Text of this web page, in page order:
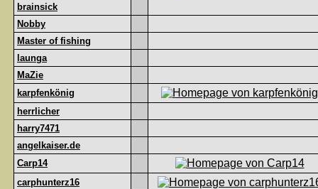
brainsick
Nobby
Master of fishing
launga
MaZie
karpfenkönig
herrlicher
harry7471
angelkaiser.de
Carp14
carphunterz16